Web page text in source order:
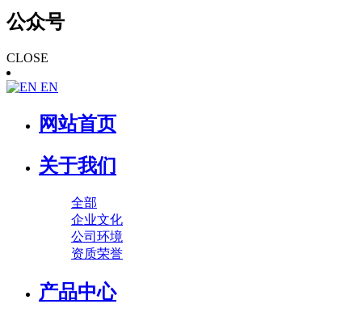
公众号
CLOSE
EN
网站首页
关于我们
全部
企业文化
公司环境
资质荣誉
产品中心